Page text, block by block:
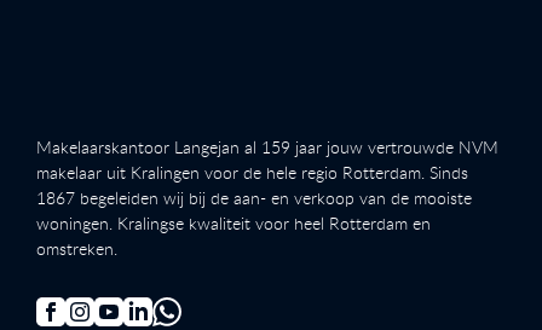
Makelaarskantoor Langejan al 159 jaar jouw vertrouwde NVM
makelaar uit Kralingen voor de hele regio Rotterdam. Sinds
1867 begeleiden wij bij de aan- en verkoop van de mooiste
woningen. Kralingse kwaliteit voor heel Rotterdam en
omstreken.